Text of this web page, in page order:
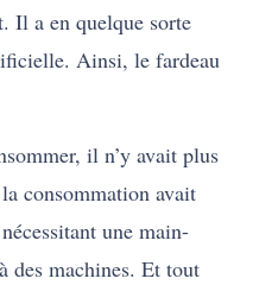
Il a en quelque sorte
Ainsi, le fardeau
il n’y avait plus
consommation avait
une main-
des machines. Et tout